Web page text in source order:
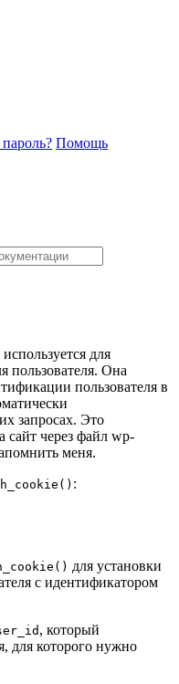
Помощь
для
пользователя. Она
пользователя в
запросах. Это
сайт через файл wp-
меня.
:
для установки
с идентификатором
, который
для которого нужно